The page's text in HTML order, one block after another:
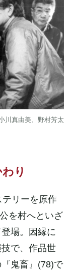
川真由美、野村芳太
り
リーを原作
を村へといざ
場。因縁に
で、作品世
鬼畜』(78)で